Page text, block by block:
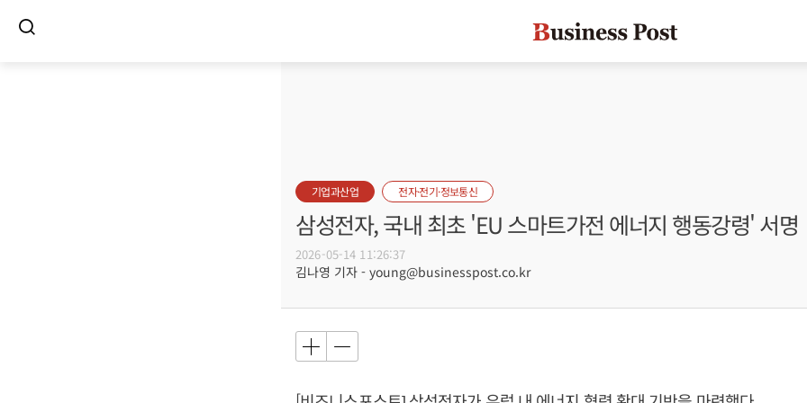
기업과산업 전자·전기·정보통신
삼성전자, 국내 최초 'EU 스마트가전 에너지 행동강령' 서명
2026-05-14 11:26:37
김나영 기자 - young@businesspost.co.kr